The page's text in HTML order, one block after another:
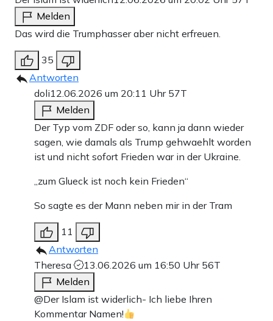
Melden
Das wird die Trumphasser aber nicht erfreuen.
35
Antworten
doli12.06.2026 um 20:11 Uhr 57T
Melden
Der Typ vom ZDF oder so, kann ja dann wieder
sagen, wie damals als Trump gehwaehlt worden
ist und nicht sofort Frieden war in der Ukraine.
„zum Glueck ist noch kein Frieden“
So sagte es der Mann neben mir in der Tram
11
Antworten
Theresa
13.06.2026 um 16:50 Uhr 56T
Melden
@Der Islam ist widerlich- Ich liebe Ihren
Kommentar Namen!